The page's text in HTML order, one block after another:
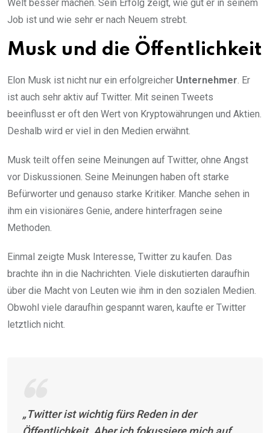
Welt besser machen. Sein Erfolg zeigt, wie gut er in seinem
Job ist und wie sehr er nach Neuem strebt.
Musk und die Öffentlichkeit
Elon Musk ist nicht nur ein erfolgreicher Unternehmer. Er
ist auch sehr aktiv auf Twitter. Mit seinen Tweets
beeinflusst er oft den Wert von Kryptowährungen und Aktien.
Deshalb wird er viel in den Medien erwähnt.
Musk teilt offen seine Meinungen auf Twitter, ohne Angst
vor Diskussionen. Seine Meinungen haben oft starke
Befürworter und genauso starke Kritiker. Manche sehen in
ihm ein visionäres Genie, andere hinterfragen seine
Methoden.
Einmal zeigte Musk Interesse, Twitter zu kaufen. Das
brachte ihn in die Nachrichten. Viele diskutierten daraufhin
über die Macht von Leuten wie ihm in den sozialen Medien.
Obwohl viele daraufhin gespannt waren, kaufte er Twitter
letztlich nicht.
„Twitter ist wichtig fürs Reden in der